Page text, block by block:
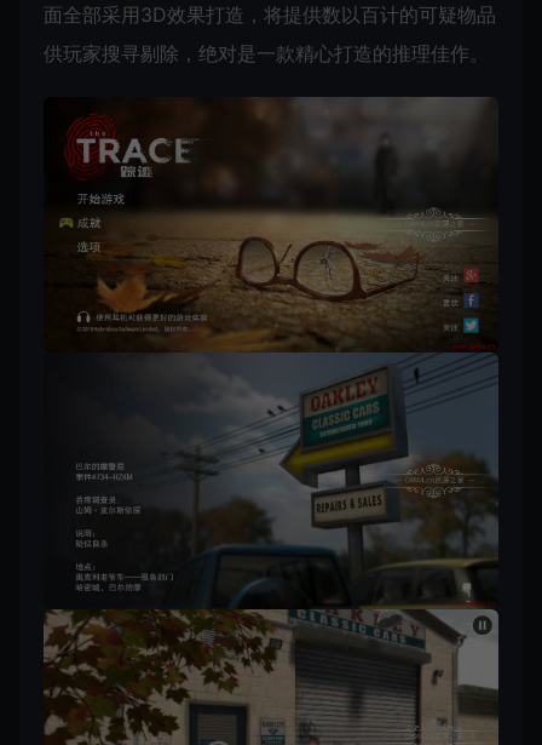
面全部采用3D效果打造，将提供数以百计的可疑物品
供玩家搜寻剔除，绝对是一款精心打造的推理佳作。